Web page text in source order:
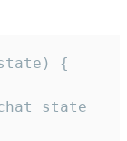
{
state